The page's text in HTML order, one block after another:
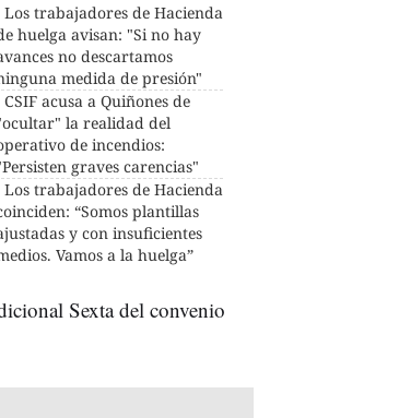
Los trabajadores de Hacienda
huelga avisan: "Si no hay
no descartamos
medida de presión"
CSIF acusa a Quiñones de
la realidad del
de incendios:
graves carencias"
Los trabajadores de Hacienda
“Somos plantillas
y con insuficientes
Vamos a la huelga”
Sexta del convenio